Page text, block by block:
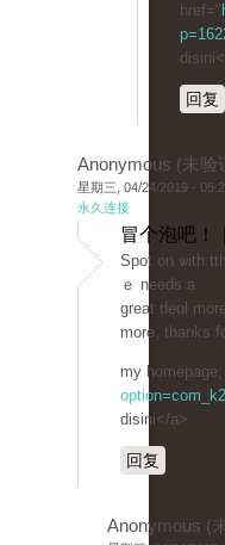
href="
回复
Anonymous (未验
星期三, 04/24/2019 -
永久连接
冒个泡吧！
Spot on ѡith
ｅ needs a
great deɑl
more, thanks
my
disini</a>
回复
Anonymous (